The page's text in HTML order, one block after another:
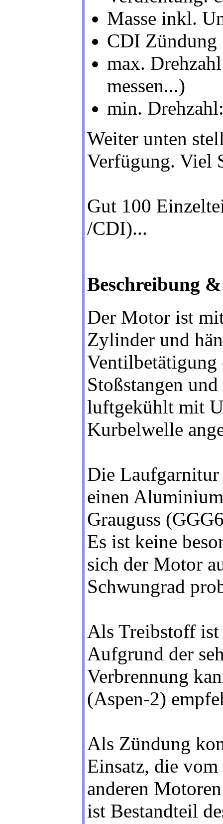
Masse inkl.
CDI Zündung
max.
messen...)
min.
Weiter unten
Verfügung. Viel
Gut 100
/CDI)...
Beschreibung
Der Motor ist
Zylinder und
Stoßstangen
luftgekühlt mit
Kurbelwelle
Die Laufgarnitur
einen
Grauguss
Es ist keine
sich der Motor
Schwungrad
Als Treibstoff ist
Aufgrund der
Verbrennung
(Aspen-2)
Als Zündung
Einsatz, die
anderen
ist Bestandteil